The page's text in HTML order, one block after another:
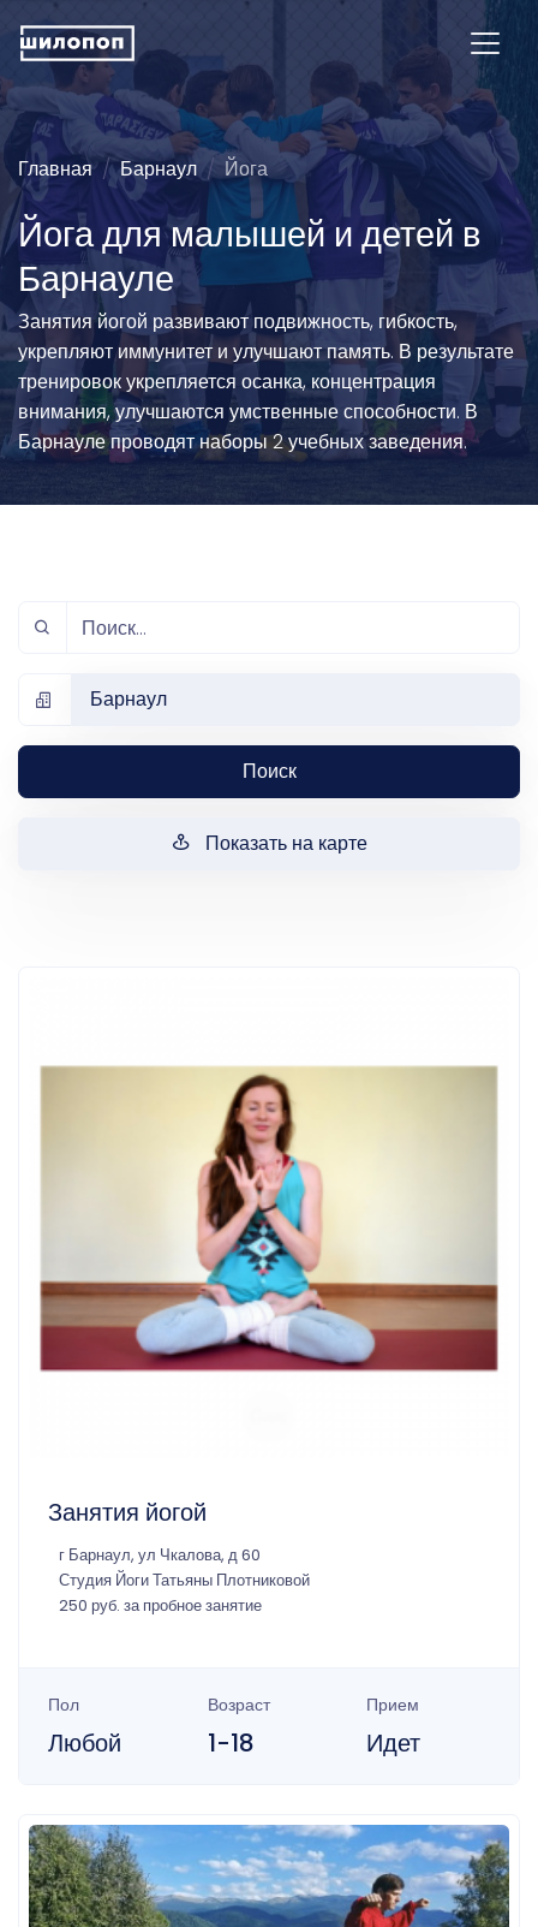
Главная Барнаул Йога
Йога для малышей и детей в
Барнауле
Занятия йогой развивают подвижность, гибкость,
укрепляют иммунитет и улучшают память. В результате
тренировок укрепляется осанка, концентрация
внимания, улучшаются умственные способности. В
Барнауле проводят наборы 2 учебных заведения.
Барнаул
Поиск
Показать на карте
Занятия йогой
г Барнаул, ул Чкалова, д 60
Студия Йоги Татьяны Плотниковой
250 руб. за пробное занятие
Пол
Любой
Возраст
1-18
Прием
Идет